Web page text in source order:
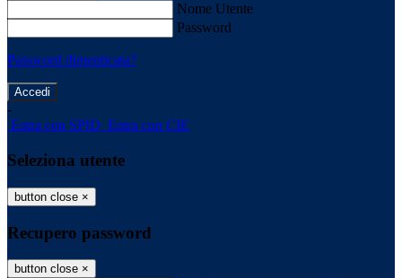
Nome Utente
Password
Password dimenticata?
-
Entra con SPID Entra con CIE
Seleziona utente
button close ×
Recupero password
button close ×